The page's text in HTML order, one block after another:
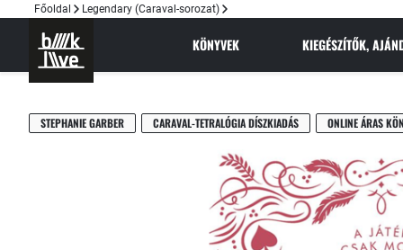
Főoldal Legendary (Caraval-sorozat)
KÖNYVEK KIEGÉSZÍTŐK,
STEPHANIE GARBER CARAVAL-TETRALÓGIA DÍSZKIADÁS ONLINE ÁRAS